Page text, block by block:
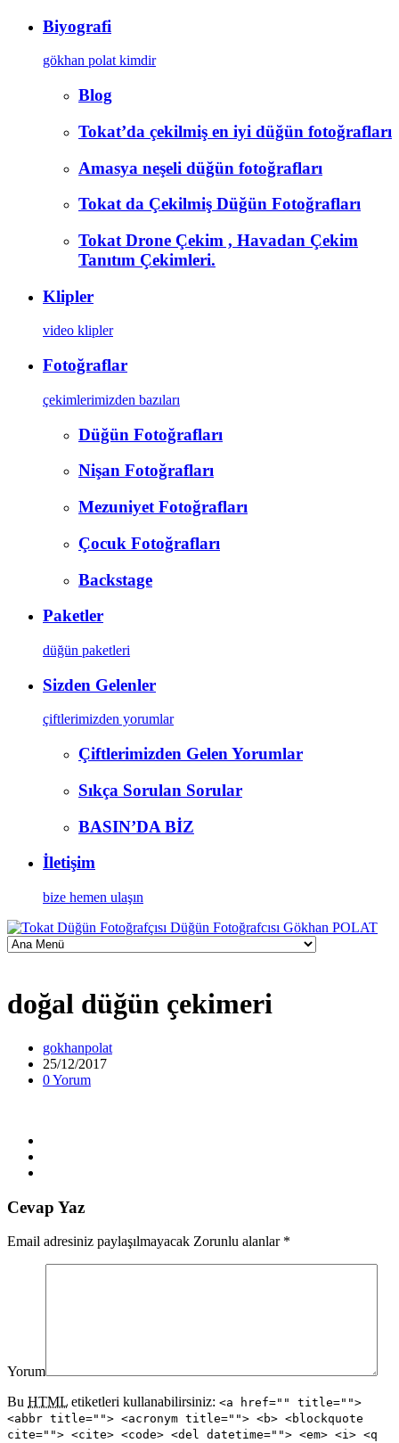
Biyografi
gökhan polat kimdir
Blog
Tokat’da çekilmiş en iyi düğün fotoğrafları
Amasya neşeli düğün fotoğrafları
Tokat da Çekilmiş Düğün Fotoğrafları
Tokat Drone Çekim , Havadan Çekim
Tanıtım Çekimleri.
Klipler
video klipler
Fotoğraflar
çekimlerimizden bazıları
Düğün Fotoğrafları
Nişan Fotoğrafları
Mezuniyet Fotoğrafları
Çocuk Fotoğrafları
Backstage
Paketler
düğün paketleri
Sizden Gelenler
çiftlerimizden yorumlar
Çiftlerimizden Gelen Yorumlar
Sıkça Sorulan Sorular
BASIN’DA BİZ
İletişim
bize hemen ulaşın
doğal düğün çekimeri
gokhanpolat
25/12/2017
0 Yorum
Cevap Yaz
Email adresiniz paylaşılmayacak Zorunlu alanlar *
Yorum
Bu HTML etiketleri kullanabilirsiniz: <a href="" title="">
<abbr title=""> <acronym title=""> <b> <blockquote
cite=""> <cite> <code> <del datetime=""> <em> <i> <q